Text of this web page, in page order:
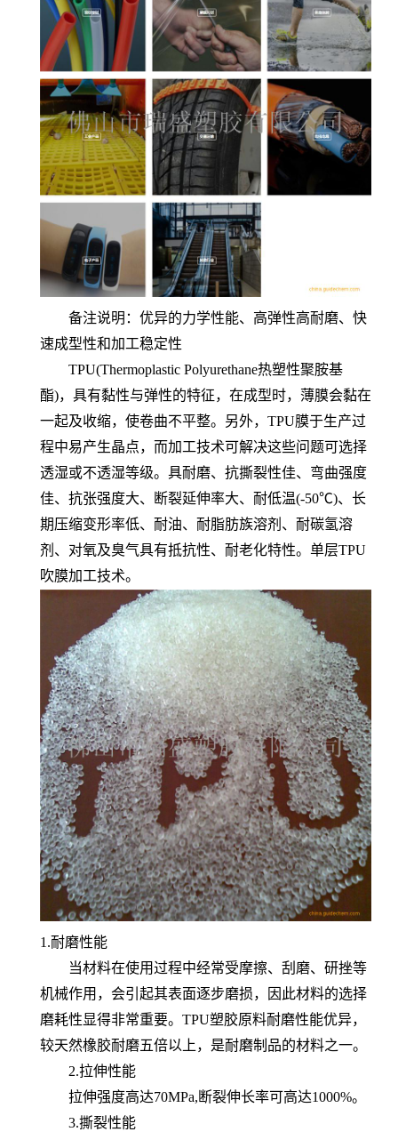
备注说明：优异的力学性能、高弹性高耐磨、快
速成型性和加工稳定性
TPU(Thermoplastic Polyurethane热塑性聚胺基
酯)，具有黏性与弹性的特征，在成型时，薄膜会黏在
一起及收缩，使卷曲不平整。另外，TPU膜于生产过
程中易产生晶点，而加工技术可解决这些问题可选择
透湿或不透湿等级。具耐磨、抗撕裂性佳、弯曲强度
佳、抗张强度大、断裂延伸率大、耐低温(-50℃)、长
期压缩变形率低、耐油、耐脂肪族溶剂、耐碳氢溶
剂、对氧及臭气具有抵抗性、耐老化特性。单层TPU
吹膜加工技术。
1.耐磨性能
当材料在使用过程中经常受摩擦、刮磨、研挫等
机械作用，会引起其表面逐步磨损，因此材料的选择
磨耗性显得非常重要。TPU塑胶原料耐磨性能优异，
较天然橡胶耐磨五倍以上，是耐磨制品的材料之一。
2.拉伸性能
拉伸强度高达70MPa,断裂伸长率可高达1000%。
3.撕裂性能